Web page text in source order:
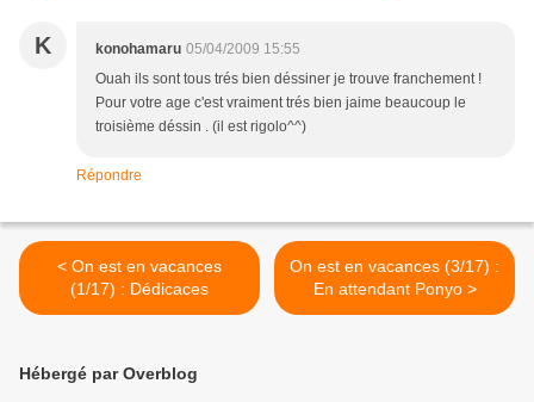
K konohamaru 05/04/2009 15:55
Ouah ils sont tous trés bien déssiner je trouve franchement !
Pour votre age c'est vraiment trés bien jaime beaucoup le
troisième déssin . (il est rigolo^^)
Répondre
< On est en vacances
(1/17) : Dédicaces
On est en vacances (3/17) :
En attendant Ponyo >
Hébergé par Overblog